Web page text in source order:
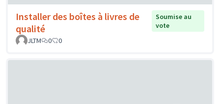
Installer des boîtes à livres de
qualité
Soumise au
vote
JLTM
0 0